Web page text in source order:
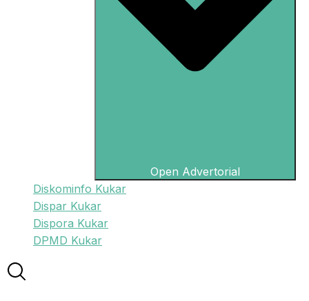
Open Advertorial
Diskominfo Kukar
Dispar Kukar
Dispora Kukar
DPMD Kukar